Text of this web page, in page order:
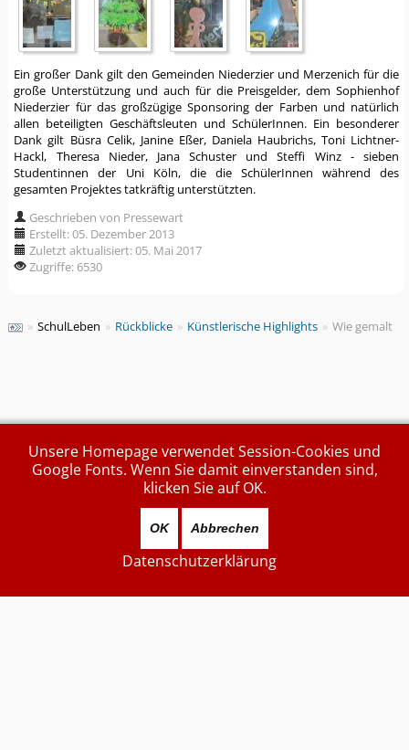
Ein großer Dank gilt den Gemeinden Niederzier und Merzenich für die
große Unterstützung und auch für die Preisgelder, dem Sophienhof
Niederzier für das großzügige Sponsoring der Farben und natürlich
allen beteiligten Geschäftsleuten und SchülerInnen. Ein besonderer
Dank gilt Büsra Celik, Janine Eßer, Daniela Haubrichs, Toni Lichtner-
Hackl, Theresa Nieder, Jana Schuster und Steffi Winz - sieben
Studentinnen der Uni Köln, die die SchülerInnen während des
gesamten Projektes tatkräftig unterstützten.
Geschrieben von Pressewart
Erstellt: 05. Dezember 2013
Zuletzt aktualisiert: 05. Mai 2017
Zugriffe: 6530
» SchulLeben » Rückblicke » Künstlerische Highlights » Wie gemalt
Unsere Homepage verwendet Session-Cookies und
Google Fonts. Wenn Sie damit einverstanden sind,
klicken Sie auf OK.
OK Abbrechen
Datenschutzerklärung